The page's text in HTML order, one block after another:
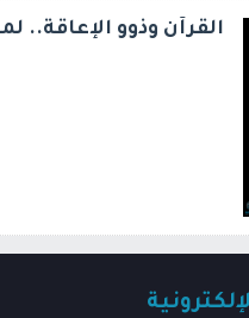
القرآن وذوو الإعاقة..